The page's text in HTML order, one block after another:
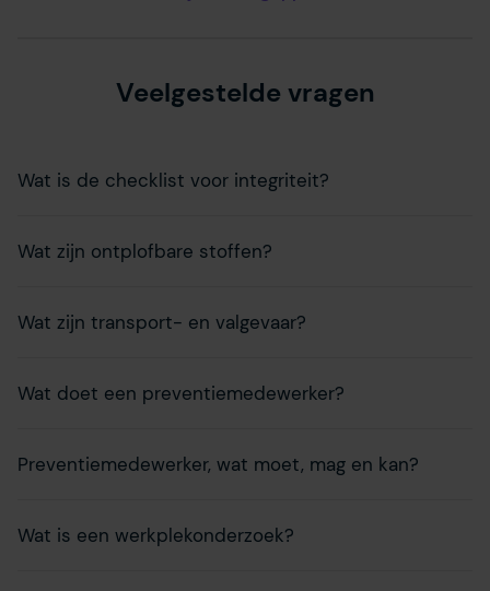
Veelgestelde vragen
Wat is de checklist voor integriteit?
Wat zijn ontplofbare stoffen?
Wat zijn transport- en valgevaar?
Wat doet een preventiemedewerker?
Preventiemedewerker, wat moet, mag en kan?
Wat is een werkplekonderzoek?